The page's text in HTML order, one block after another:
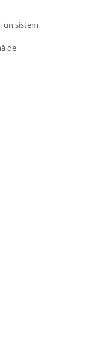
un sistem
de